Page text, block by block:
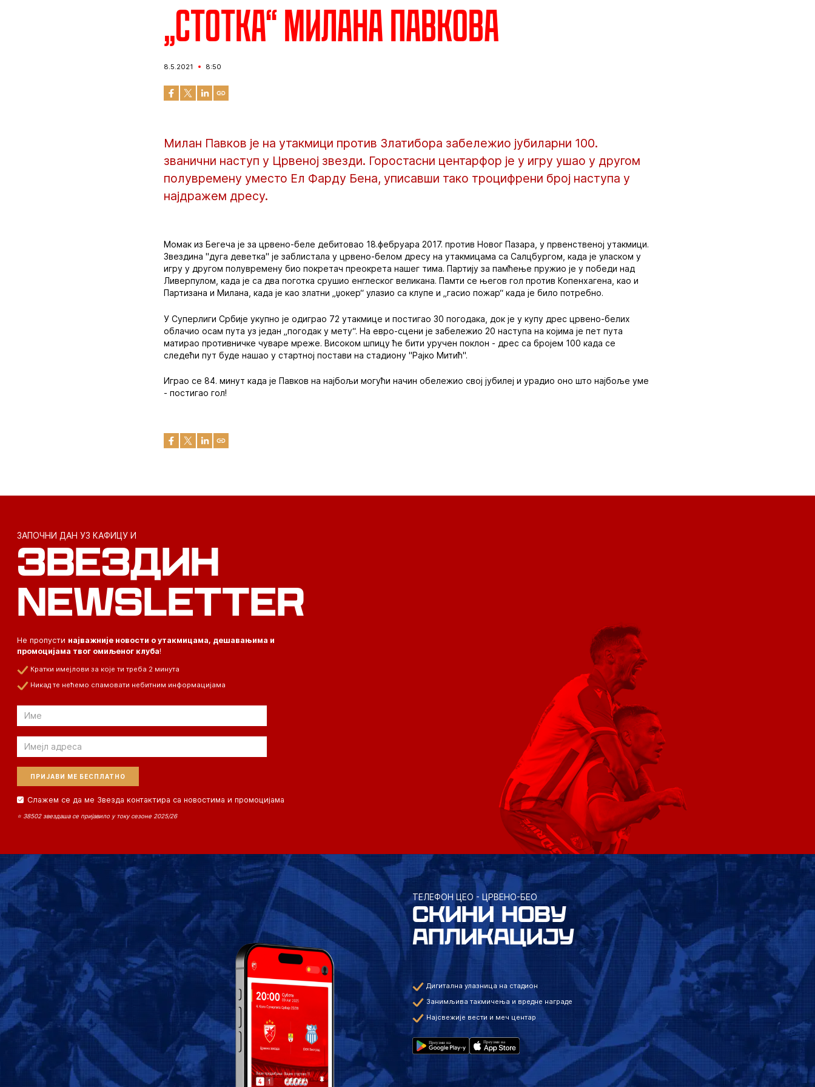
„Стотка“ Милана Павкова
8.5.2021 8:50
Милан Павков је на утакмици против Златибора забележио јубиларни 100.
званични наступ у Црвеној звезди. Горостасни центарфор је у игру ушао у другом
полувремену уместо Ел Фарду Бена, уписавши тако троцифрени број наступа у
најдражем дресу.
Момак из Бегеча је за црвено-беле дебитовао 18.фебруара 2017. против Новог Пазара, у првенственој утакмици.
Звездина "дуга деветка" је заблистала у црвено-белом дресу на утакмицама са Салцбургом, када је уласком у
игру у другом полувремену био покретач преокрета нашег тима. Партију за памћење пружио је у победи над
Ливерпулом, када је са два поготка срушио енглеског великана. Памти се његов гол против Копенхагена, као и
Партизана и Милана, када је као златни „џокер“ улазио са клупе и „гасио пожар“ када је било потребно.
У Суперлиги Србије укупно је одиграо 72 утакмице и постигао 30 погодака, док је у купу дрес црвено-белих
облачио осам пута уз један „погодак у мету“. На евро-сцени је забележио 20 наступа на којима је пет пута
матирао противничке чуваре мреже. Високом шпицу ће бити уручен поклон - дрес са бројем 100 када се
следећи пут буде нашао у стартној постави на стадиону "Рајко Митић".
Играо се 84. минут када је Павков на најбољи могући начин обележио свој јубилеј и урадио оно што најбоље уме
- постигао гол!
ЗАПОЧНИ ДАН УЗ КАФИЦУ И
ЗВЕЗДИН
NEWSLETTER
Не пропусти најважније новости о утакмицама, дешавањима и
промоцијама твог омиљеног клуба!
Кратки имејлови за које ти треба 2 минута
Никад те нећемо спамовати небитним информацијама
Email
Email
Слажем се да ме Звезда контактира са новостима и промоцијама
⭐ 38502 звездаша се пријавило у току сезоне 2025/26
ТЕЛЕФОН ЦЕО - ЦРВЕНО-БЕО
СКИНИ НОВУ
АПЛИКАЦИЈУ
Дигитална улазница на стадион
Занимљива такмичења и вредне награде
Најсвежије вести и меч центар